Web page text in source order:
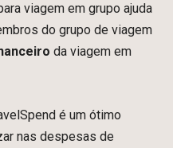
viagem em grupo ajuda
do grupo de viagem
da viagem em
é um ótimo
nas despesas de